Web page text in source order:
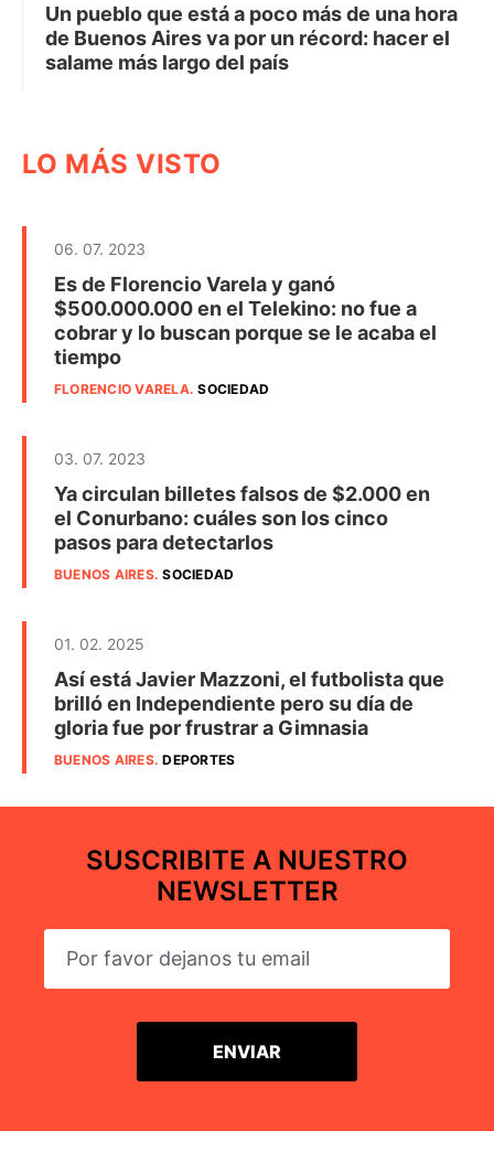
Un pueblo que está a poco más de una hora
de Buenos Aires va por un récord: hacer el
salame más largo del país
LO MÁS VISTO
06. 07. 2023
Es de Florencio Varela y ganó
$500.000.000 en el Telekino: no fue a
cobrar y lo buscan porque se le acaba el
tiempo
FLORENCIO VARELA.SOCIEDAD
03. 07. 2023
Ya circulan billetes falsos de $2.000 en
el Conurbano: cuáles son los cinco
pasos para detectarlos
BUENOS AIRES.SOCIEDAD
01. 02. 2025
Así está Javier Mazzoni, el futbolista que
brilló en Independiente pero su día de
gloria fue por frustrar a Gimnasia
BUENOS AIRES.DEPORTES
SUSCRIBITE A NUESTRO
NEWSLETTER